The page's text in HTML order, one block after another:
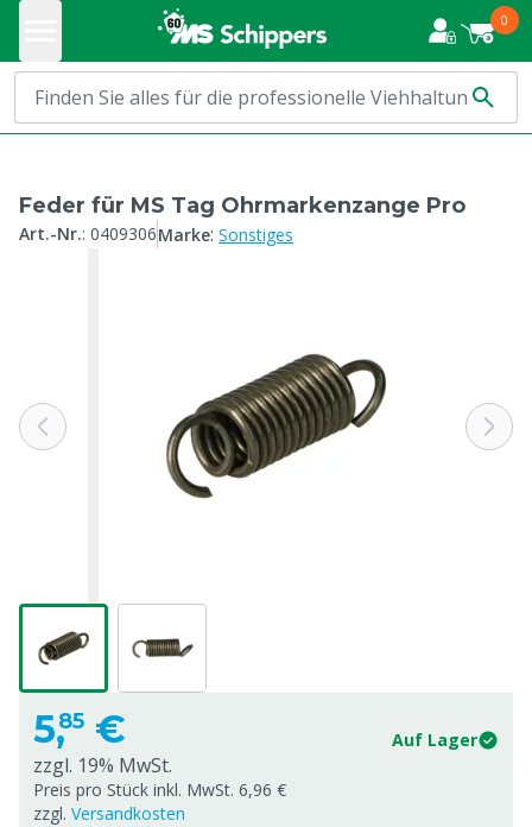
0
Feder für MS Tag Ohrmarkenzange Pro
Art.-Nr.: 0409306Marke: Sonstiges
5,85 € Auf Lager
zzgl. 19% MwSt.
Preis pro Stück inkl. MwSt. 6,96 €
zzgl. Versandkosten